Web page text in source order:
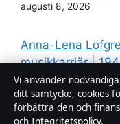
augusti 8, 2026
Anna-Lena
musikkarriär |
augusti 8, 2026
Vi använder
ditt samtycke, cookies
förbättra den och
och Integritetspolicy.